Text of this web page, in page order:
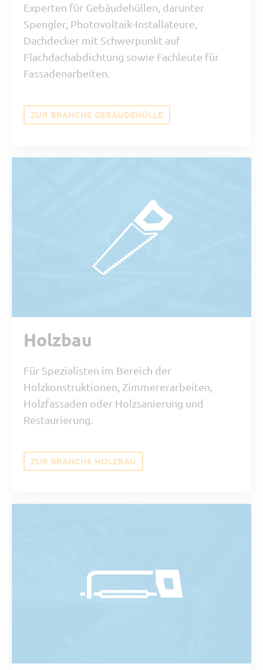
Experten für Gebäudehüllen, darunter
Spengler, Photovoltaik-Installateure,
Dachdecker mit Schwerpunkt auf
Flachdachabdichtung sowie Fachleute für
Fassadenarbeiten.
ZUR BRANCHE GEBÄUDEHÜLLE
Holzbau
Für Spezialisten im Bereich der
Holzkonstruktionen, Zimmererarbeiten,
Holzfassaden oder Holzsanierung und
Restaurierung.
ZUR BRANCHE HOLZBAU